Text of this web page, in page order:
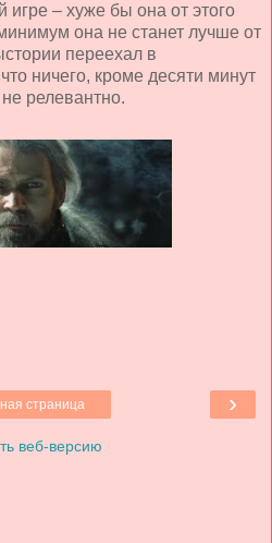
игре – хуже бы она от этого
она не станет лучше от
переехал в
ничего, кроме десяти минут
релевантно.
›
страница
веб-версию